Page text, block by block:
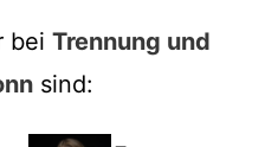
bei Trennung und
sind: